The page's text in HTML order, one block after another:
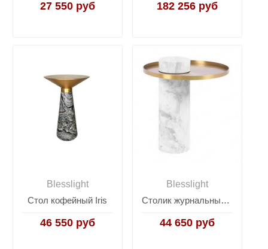
27 550 руб 182 256 руб
Blesslight
Стол кофейный Iris
46 550 руб
Blesslight
Столик журнальный Melba
44 650 руб